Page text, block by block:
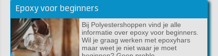
Epoxy voor beginners
Bij Polyestershoppen vind je alle
informatie over epoxy voor beginners.
Wil je graag werken met epoxyhars
maar weet je niet waar je moet